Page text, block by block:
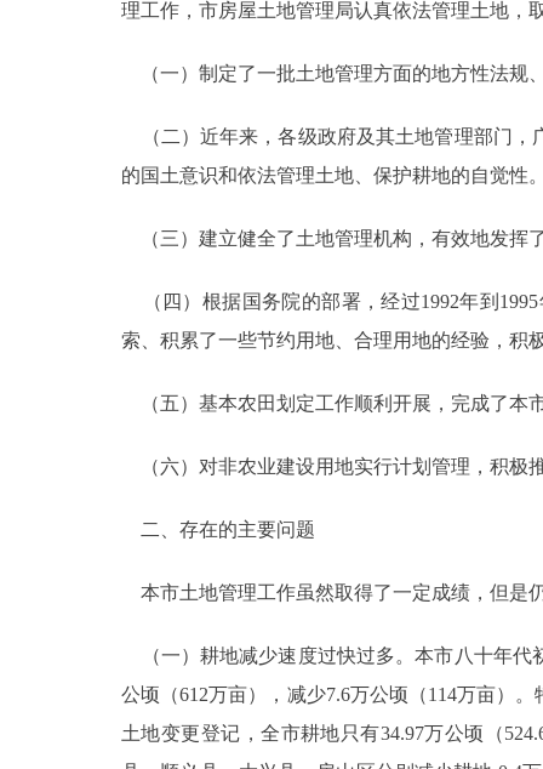
理工作，市房屋土地管理局认真依法管理土地，
（一）制定了一批土地管理方面的地方性法规
（二）近年来，各级政府及其土地管理部门，
的国土意识和依法管理土地、保护耕地的自觉性
（三）建立健全了土地管理机构，有效地发挥
（四）根据国务院的部署，经过1992年到
索、积累了一些节约用地、合理用地的经验，积
（五）基本农田划定工作顺利开展，完成了本
（六）对非农业建设用地实行计划管理，积极
二、存在的主要问题
本市土地管理工作虽然取得了一定成绩，但是
（一）耕地减少速度过快过多。本市八十年代
公顷（612万亩），减少7.6万公顷（114万亩）
土地变更登记，全市耕地只有34.97万公顷（